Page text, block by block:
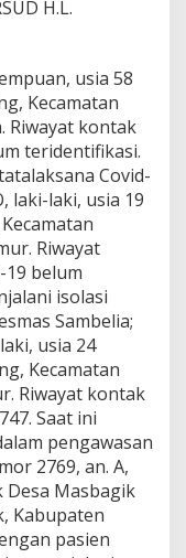
H.L.
usia 58
Kecamatan
Riwayat kontak
teridentifikasi.
Covid-
laki-laki, usia 19
Riwayat
belum
isolasi
Sambelia;
usia 24
Kecamatan
Riwayat kontak
Saat ini
pengawasan
2769, an. A,
Desa Masbagik
Kabupaten
pasien